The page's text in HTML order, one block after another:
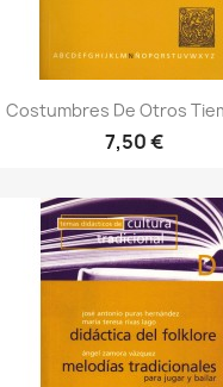
Costumbres De Otros
7,50 €